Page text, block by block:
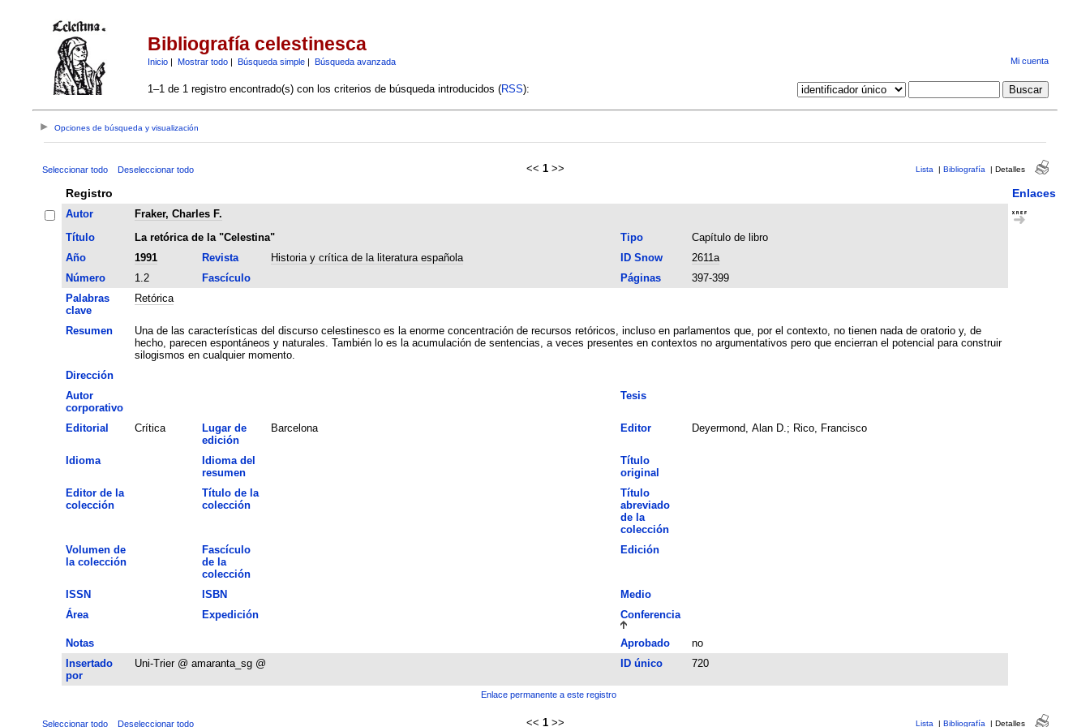
Bibliografía celestinesca
Inicio| Mostrar todo| Búsqueda simple| Búsqueda avanzada Mi cuenta
1–1 de 1 registro encontrado(s) con los criterios de búsqueda introducidos (RSS):
Opciones de búsqueda y visualización
Seleccionar todo Deseleccionar todo << 1 >> Lista | Bibliografía | Detalles
Registro Enlaces
Autor
Fraker, Charles F.
Título
La retórica de la "Celestina" Tipo
Capítulo de libro
Año
1991 Revista Historia y crítica de la literatura española ID Snow
2611a
Número
1.2 Fascículo Páginas
397-399
Palabras
clave
Retórica
Resumen
Una de las características del discurso celestinesco es la enorme concentración de recursos retóricos, incluso en parlamentos que, por el contexto, no tienen nada de oratorio y, de
hecho, parecen espontáneos y naturales. También lo es la acumulación de sentencias, a veces presentes en contextos no argumentativos pero que encierran el potencial para construir
silogismos en cualquier momento.
Dirección
Autor
corporativo
Tesis
Editorial Crítica
Lugar de
edición
Barcelona Editor Deyermond, Alan D.; Rico, Francisco
Idioma
Idioma del
resumen
Título
original
Editor de la
colección
Título de la
colección
Título
abreviado
de la
colección
Volumen de
la colección
Fascículo
de la
colección
Edición
ISSN ISBN
Medio
Área
Expedición Conferencia
Notas Aprobado
no
Insertado
por
Uni-Trier @ amaranta_sg @ ID único 720
Enlace permanente a este registro
Seleccionar todo Deseleccionar todo << 1 >> Lista | Bibliografía | Detalles